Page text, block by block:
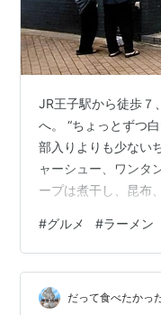
JR王子駅から徒歩７
へ。 “ちょっとずつ
部入りよりも少ない
ャーシュー、ワンタ
ープは煮干し、昆布
スも素晴らしく満足
#グルメ #ラーメン
だって食べたかっ